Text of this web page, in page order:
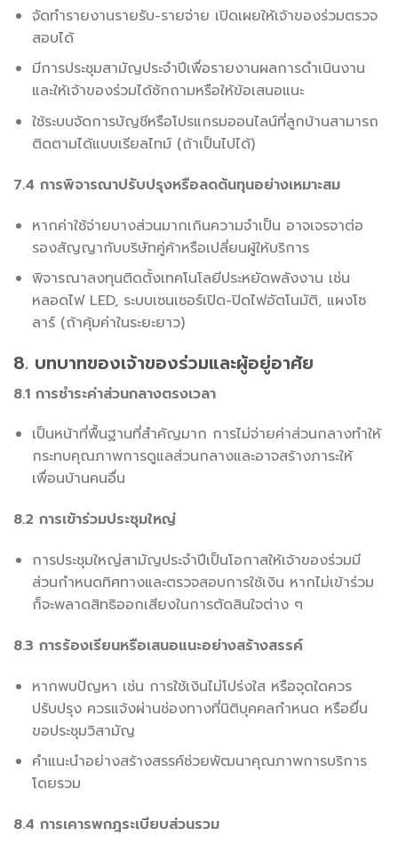
จัดทำรายงานรายรับ-รายจ่าย เปิดเผยให้เจ้าของร่วมตรวจ
สอบได้
มีการประชุมสามัญประจำปีเพื่อรายงานผลการดำเนินงาน
และให้เจ้าของร่วมได้ซักถามหรือให้ข้อเสนอแนะ
ใช้ระบบจัดการบัญชีหรือโปรแกรมออนไลน์ที่ลูกบ้านสามารถ
ติดตามได้แบบเรียลไทม์ (ถ้าเป็นไปได้)
7.4 การพิจารณาปรับปรุงหรือลดต้นทุนอย่างเหมาะสม
หากค่าใช้จ่ายบางส่วนมากเกินความจำเป็น อาจเจรจาต่อ
รองสัญญากับบริษัทคู่ค้าหรือเปลี่ยนผู้ให้บริการ
พิจารณาลงทุนติดตั้งเทคโนโลยีประหยัดพลังงาน เช่น
หลอดไฟ LED, ระบบเซนเซอร์เปิด-ปิดไฟอัตโนมัติ, แผงโซ
ลาร์ (ถ้าคุ้มค่าในระยะยาว)
8. บทบาทของเจ้าของร่วมและผู้อยู่อาศัย
8.1 การชำระค่าส่วนกลางตรงเวลา
เป็นหน้าที่พื้นฐานที่สำคัญมาก การไม่จ่ายค่าส่วนกลางทำให้
กระทบคุณภาพการดูแลส่วนกลางและอาจสร้างภาระให้
เพื่อนบ้านคนอื่น
8.2 การเข้าร่วมประชุมใหญ่
การประชุมใหญ่สามัญประจำปีเป็นโอกาสให้เจ้าของร่วมมี
ส่วนกำหนดทิศทางและตรวจสอบการใช้เงิน หากไม่เข้าร่วม
ก็จะพลาดสิทธิออกเสียงในการตัดสินใจต่าง ๆ
8.3 การร้องเรียนหรือเสนอแนะอย่างสร้างสรรค์
หากพบปัญหา เช่น การใช้เงินไม่โปร่งใส หรือจุดใดควร
ปรับปรุง ควรแจ้งผ่านช่องทางที่นิติบุคคลกำหนด หรือยื่น
ขอประชุมวิสามัญ
คำแนะนำอย่างสร้างสรรค์ช่วยพัฒนาคุณภาพการบริการ
โดยรวม
8.4 การเคารพกฎระเบียบส่วนรวม